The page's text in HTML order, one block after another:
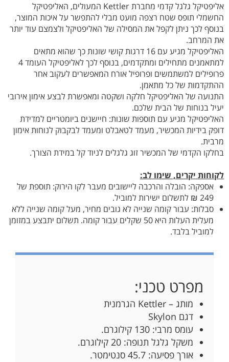
אליפטיקל גלגל קדמי מחברת Kettler המעולים, האליפטיקל
החשמלי תופס שטח רצפה מועט מבלי להתפשר על איכות המוצר,
בנוסף לכך ניתן לקפל את המסילה של האליפטיקל ולצמצם עוד יותר
את המרחב.
האליפטיקל מגיע עם 16 דרגות קושי שונות כך שהוא מתאים
למתאמנים מתחילים ומתקדמים, בנוסף לכך לאליפטיקל העומד 4
פרופילים למשתמשים ופרופיל אורח המאפשרים לעקוב אחר
ההתקדמות של כל מתאמן.
התנועה של האליפטיקל חלקה ושקטה ומאפשרת לבצע אימון אירובי
יעיל בנוחות של הבית שלכם.
האליפטיקל מגיע עם תוספות שונות: חיישנים ביומטריים למדידת
דופק בידיות המכשיר, מעמד לטאבלט ומעמד לבקבוק לנוחות אימון
מרבית.
בחלקו הקדמי של המכשיר זוג גלגלים לניוד קל במידת הצורך.
לקוחות יקרים, שימו לב:
אספקה: הובלה והרכבה ליישובים מעבר לקו הירוק: תוספת של
249 ₪ לתשלום ישירות למוביל.
סבלות: עבור קומה שנייה לא גובים מחיר, מעל קומה שנייה ללא
מעלית העלות היא 50 שקלים עבור קומה. תשלום יתבצע במזומן
למוביל בלבד.
מפרט טכני:
מותג – Kettler הגרמנית
דגם Skylon
עומס מרבי: 130 קילוגרם.
משקל גלגל תנופה: 20 קילוגרם.
אורך פסיעה: 45.7 סנטימטר.